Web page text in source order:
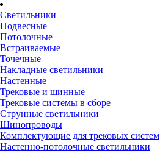
Светильники
Подвесные
Потолочные
Встраиваемые
Точечные
Накладные светильники
Настенные
Трековые и шинные
Трековые системы в сборе
Струнные светильники
Шинопроводы
Комплектующие для трековых систем
Настенно-потолочные светильники